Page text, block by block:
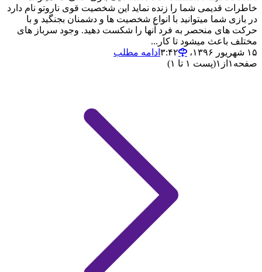
خاطرات قدیمی شما را زنده نماید این شخصیت قوی ناروتو نام دارد
در بازی شما میتوانید با انواع شخصیت ها و دشمنان بجنگید و با
حرکت های منحصر به فرد آنها را شکست دهید. وجود سرباز های
مختلف باعث میشود تا کار...
۱۵ شهریور ۱۳۹۶،‏ ۳:۴۲
ادامه مطلب
صفحه ۱ از ۱(پست ۱ تا ۱)